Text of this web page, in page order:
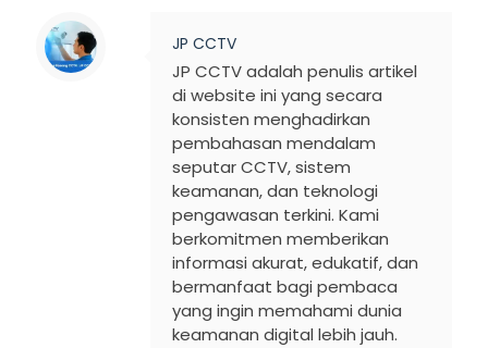
JP CCTV
JP CCTV adalah penulis artikel
di website ini yang secara
konsisten menghadirkan
pembahasan mendalam
seputar CCTV, sistem
keamanan, dan teknologi
pengawasan terkini. Kami
berkomitmen memberikan
informasi akurat, edukatif, dan
bermanfaat bagi pembaca
yang ingin memahami dunia
keamanan digital lebih jauh.